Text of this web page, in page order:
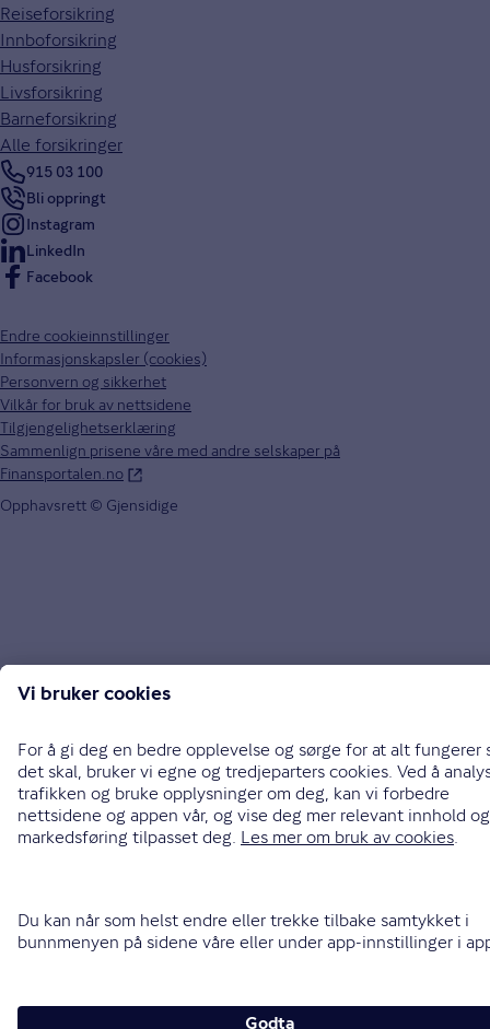
Reiseforsikring
Innboforsikring
Husforsikring
Livsforsikring
Barneforsikring
Alle forsikringer
915 03 100
Bli oppringt
Instagram
LinkedIn
Facebook
Endre cookieinnstillinger
Informasjonskapsler (cookies)
Personvern og sikkerhet
Vilkår for bruk av nettsidene
Tilgjengelighetserklæring
Sammenlign prisene våre med andre selskaper på
Finansportalen.no
Opphavsrett © Gjensidige